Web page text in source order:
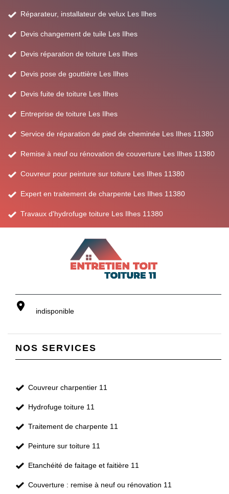
Réparateur, installateur de velux Les Ilhes
Devis changement de tuile Les Ilhes
Devis réparation de toiture Les Ilhes
Devis pose de gouttière Les Ilhes
Devis fuite de toiture Les Ilhes
Entreprise de toiture Les Ilhes
Service de réparation de pied de cheminée Les Ilhes 11380
Remise à neuf ou rénovation de couverture Les Ilhes 11380
Couvreur pour peinture sur toiture Les Ilhes 11380
Expert en traitement de charpente Les Ilhes 11380
Travaux d'hydrofuge toiture Les Ilhes 11380
indisponible
NOS SERVICES
Couvreur charpentier 11
Hydrofuge toiture 11
Traitement de charpente 11
Peinture sur toiture 11
Etanchéité de faitage et faitière 11
Couverture : remise à neuf ou rénovation 11